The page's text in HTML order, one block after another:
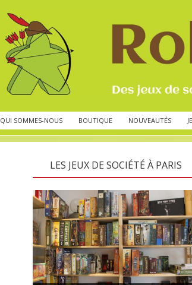
QUI SOMMES-NOUS BOUTIQUE NOUVEAUTÉS
LES JEUX DE SOCIÉTÉ À PARIS